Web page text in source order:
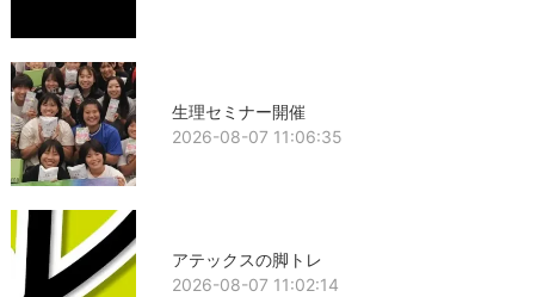
生理セミナー開催
2026-08-07 11:06:35
アテックスの脚トレ
2026-08-07 11:02:14